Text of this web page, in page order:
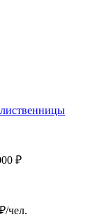
лиственницы
₽
чел.